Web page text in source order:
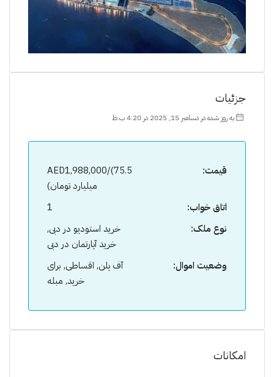
جزئیات
به روز شده در دسامبر 15, 2025 در 4:20 ب.ظ
قیمت:
AED1,988,000/(75.5
میلیارد تومان)
اتاق خواب:
1
نوع ملک:
خرید استودیو در دبی,
خرید آپارتمان در دبی
وضعیت اموال:
آف پلن, اقساطی, برای
خرید, مبله
امکانات